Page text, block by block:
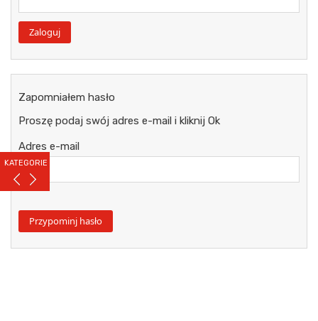
KATEGORIE
Zapomniałem hasło
Proszę podaj swój adres e-mail i kliknij Ok
Adres e-mail